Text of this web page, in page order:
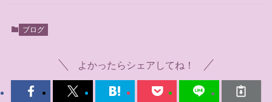
ブログ
よかったらシェアしてね！